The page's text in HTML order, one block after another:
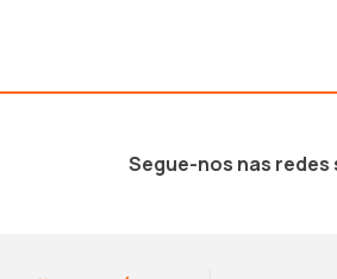
Segue-nos nas redes